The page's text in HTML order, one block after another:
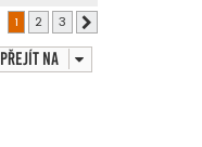
1 2 3
Přejít na